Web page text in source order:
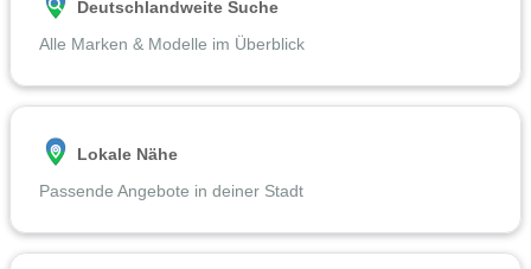
Deutschlandweite Suche
Alle Marken & Modelle im Überblick
Lokale Nähe
Passende Angebote in deiner Stadt